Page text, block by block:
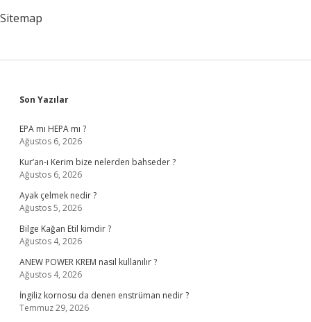
Sitemap
Sidebar
Son Yazılar
EPA mı HEPA mı ?
Ağustos 6, 2026
Kur’an-ı Kerim bize nelerden bahseder ?
Ağustos 6, 2026
Ayak çelmek nedir ?
Ağustos 5, 2026
Bilge Kağan Etil kimdir ?
Ağustos 4, 2026
ANEW POWER KREM nasıl kullanılır ?
Ağustos 4, 2026
İngiliz kornosu da denen enstrüman nedir ?
Temmuz 29, 2026